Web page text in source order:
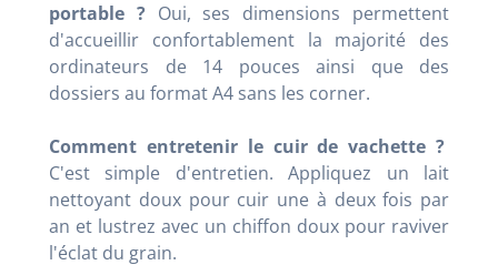
portable ?Oui, ses dimensions permettent
d'accueillir confortablement la majorité des
ordinateurs de 14 pouces ainsi que des
dossiers au format A4 sans les corner.
Comment entretenir le cuir de vachette ?
C'est simple d'entretien. Appliquez un lait
nettoyant doux pour cuir une à deux fois par
an et lustrez avec un chiffon doux pour raviver
l'éclat du grain.